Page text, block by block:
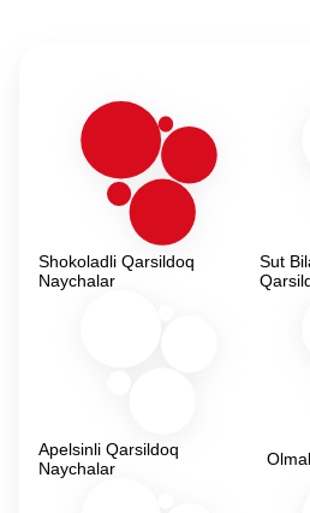
Shokoladli Qarsildoq
Naychalar
Sut
Apelsinli Qarsildoq
Naychalar